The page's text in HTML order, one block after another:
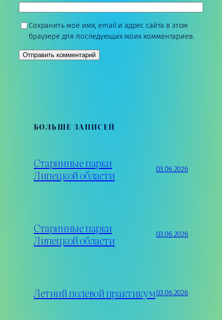
Сохранить моё имя, email и адрес сайта в этом
браузере для последующих моих комментариев.
БОЛЬШЕ ЗАПИСЕЙ
Старинные парки
Липецкой области
03.06.2026
Старинные парки
Липецкой области
03.06.2026
Летний полевой практикум03.06.2026